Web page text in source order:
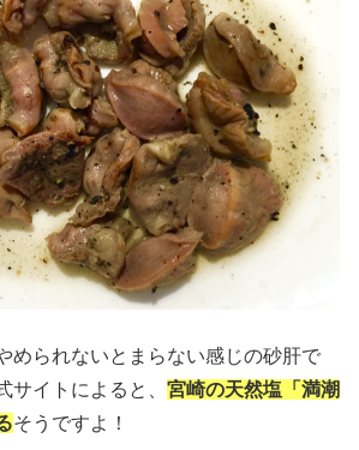
められないとまらない感じの砂肝で
サイトによると、 宮崎の天然塩「満潮
そうですよ！